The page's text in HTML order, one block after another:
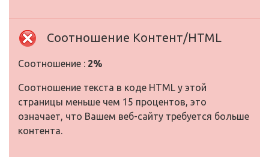
Соотношение Контент/HTML
Соотношение : 2%
Соотношение текста в коде HTML у этой
страницы меньше чем 15 процентов, это
означает, что Вашем веб-сайту требуется больше
контента.